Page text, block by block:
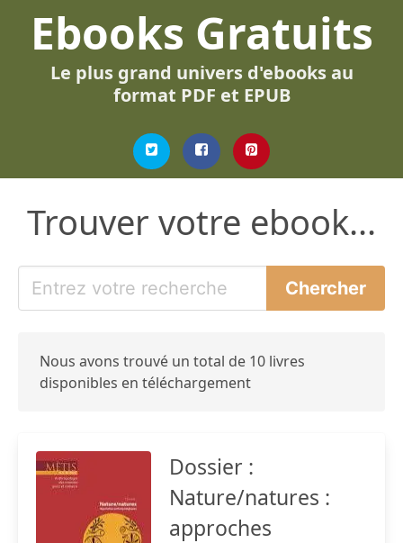
Ebooks Gratuits
Le plus grand univers d'ebooks au
format PDF et EPUB
Trouver votre ebook...
Nous avons trouvé un total de 10 livres
disponibles en téléchargement
Dossier :
Nature/natures :
approches